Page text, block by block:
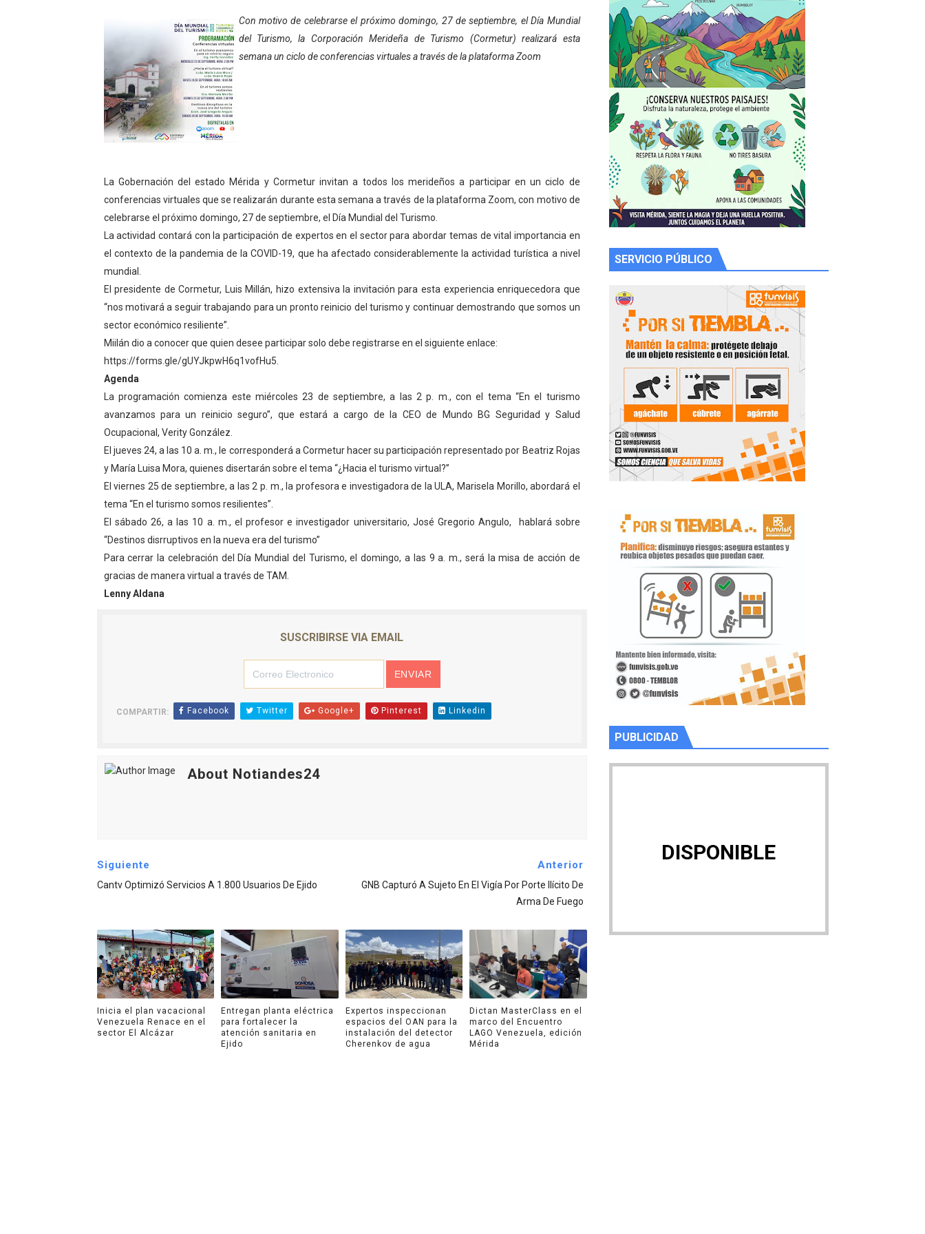
Niños merideños potencian su talento en plan vacacional integral
Fundecem ofrece taller de bordado en punto de cruz
Gobierno bolivariano avanza en la transformación del hospital Sor Juana Inés
Niños merideños aprenden sobre gaita de tambora con Fundecem
Hospital universitario muestra sus avances en visita del Consejo Legislativo
Gobernación de Mérida fortalece el desarrollo productivo en Rangel
Corposalud inició talleres para aspirantes al curso de Emergencia Prehospitalaria
Fortaleciendo la economía comunal en El Vigía con microcréditos a emprendedores y productores
Campo Elías consolida plan de bacheo en el sector La Montañita
Fundecem inició con éxito el taller vacacional de origami
El Lactario del Iahula celebra la Semana Mundial de la Lactancia Materna
Plan Vacacional "Venezuela Ríe 2026" brinda recreación y cultura a niños del municipio Libertador
Inicia el plan vacacional Venezuela Renace en el sector El Alcázar
Con motivo de celebrarse el próximo domingo, 27 de septiembre, el Día Mundial
del Turismo, la Corporación Merideña de Turismo (Cormetur) realizará esta
semana un ciclo de conferencias virtuales a través de la plataforma Zoom
La Gobernación del estado Mérida y Cormetur invitan a todos los merideños a participar en un ciclo de
conferencias virtuales que se realizarán durante esta semana a través de la plataforma Zoom, con motivo de
celebrarse el próximo domingo, 27 de septiembre, el Día Mundial del Turismo.
La actividad contará con la participación de expertos en el sector para abordar temas de vital importancia en
el contexto de la pandemia de la COVID-19, que ha afectado considerablemente la actividad turística a nivel
mundial.
El presidente de Cormetur, Luis Millán, hizo extensiva la invitación para esta experiencia enriquecedora que
“nos motivará a seguir trabajando para un pronto reinicio del turismo y continuar demostrando que somos un
sector económico resiliente”.
Miilán dio a conocer que quien desee participar solo debe registrarse en el siguiente enlace:
https://forms.gle/gUYJkpwH6q1vofHu5.
Agenda
La programación comienza este miércoles 23 de septiembre, a las 2 p. m., con el tema “En el turismo
avanzamos para un reinicio seguro”, que estará a cargo de la CEO de Mundo BG Seguridad y Salud
Ocupacional, Verity González.
El jueves 24, a las 10 a. m., le corresponderá a Cormetur hacer su participación representado por Beatriz Rojas
y María Luisa Mora, quienes disertarán sobre el tema “¿Hacia el turismo virtual?”
El viernes 25 de septiembre, a las 2 p. m., la profesora e investigadora de la ULA, Marisela Morillo, abordará el
tema “En el turismo somos resilientes”.
El sábado 26, a las 10 a. m., el profesor e investigador universitario, José Gregorio Angulo, hablará sobre
“Destinos disrruptivos en la nueva era del turismo”
Para cerrar la celebración del Día Mundial del Turismo, el domingo, a las 9 a. m., será la misa de acción de
gracias de manera virtual a través de TAM.
Lenny Aldana
SUSCRIBIRSE VIA EMAIL
COMPARTIR: Facebook Twitter Google+ Pinterest Linkedin
About Notiandes24
Siguiente
Cantv Optimizó Servicios A 1.800 Usuarios De Ejido
Anterior
GNB Capturó A Sujeto En El Vigía Por Porte Ilícito De
Arma De Fuego
Inicia el plan vacacional
Venezuela Renace en el
sector El Alcázar
Entregan planta eléctrica
para fortalecer la
atención sanitaria en
Ejido
Expertos inspeccionan
espacios del OAN para la
instalación del detector
Cherenkov de agua
Dictan MasterClass en el
marco del Encuentro
LAGO Venezuela, edición
Mérida
SERVICIO PÚBLICO
PUBLICIDAD
DISPONIBLE